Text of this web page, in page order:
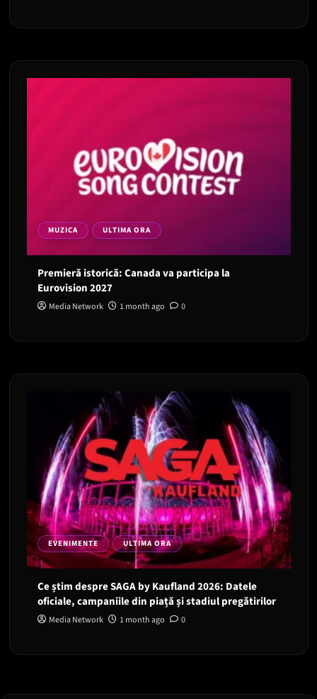
MUZICA ULTIMA ORA
Premieră istorică: Canada va participa la
Eurovision 2027
Media Network 1 month ago 0
EVENIMENTE ULTIMA ORA
Ce știm despre SAGA by Kaufland 2026: Datele
oficiale, campaniile din piață și stadiul pregătirilor
Media Network 1 month ago 0